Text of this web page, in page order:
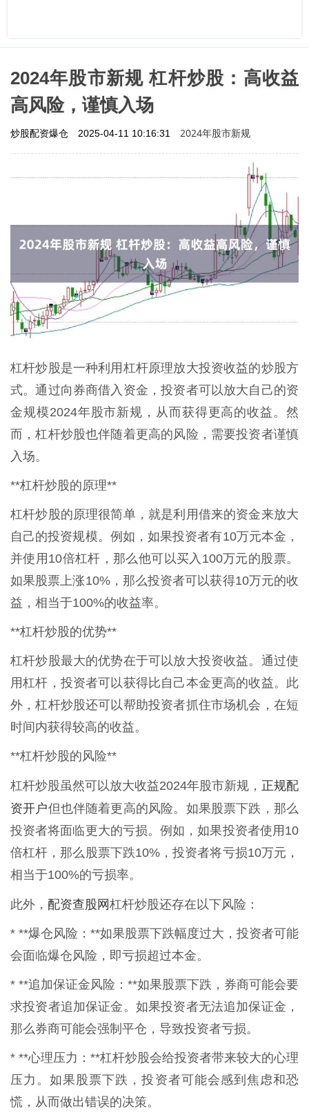
2024年股市新规 杠杆炒股：高收益
高风险，谨慎入场
炒股配资爆仓 2025-04-11 10:16:31 2024年股市新规
杠杆炒股是一种利用杠杆原理放大投资收益的炒股方
式。通过向券商借入资金，投资者可以放大自己的资
金规模2024年股市新规，从而获得更高的收益。然
而，杠杆炒股也伴随着更高的风险，需要投资者谨慎
入场。
**杠杆炒股的原理**
杠杆炒股的原理很简单，就是利用借来的资金来放大
自己的投资规模。例如，如果投资者有10万元本金，
并使用10倍杠杆，那么他可以买入100万元的股票。
如果股票上涨10%，那么投资者可以获得10万元的收
益，相当于100%的收益率。
**杠杆炒股的优势**
杠杆炒股最大的优势在于可以放大投资收益。通过使
用杠杆，投资者可以获得比自己本金更高的收益。此
外，杠杆炒股还可以帮助投资者抓住市场机会，在短
时间内获得较高的收益。
**杠杆炒股的风险**
杠杆炒股虽然可以放大收益2024年股市新规， 正规配
资开户但也伴随着更高的风险。如果股票下跌，那么
投资者将面临更大的亏损。例如，如果投资者使用10
倍杠杆，那么股票下跌10%，投资者将亏损10万元，
相当于100%的亏损率。
此外， 配资查股网杠杆炒股还存在以下风险：
* **爆仓风险：**如果股票下跌幅度过大，投资者可能
会面临爆仓风险，即亏损超过本金。
* **追加保证金风险：**如果股票下跌，券商可能会要
求投资者追加保证金。如果投资者无法追加保证金，
那么券商可能会强制平仓，导致投资者亏损。
* **心理压力：**杠杆炒股会给投资者带来较大的心理
压力。如果股票下跌，投资者可能会感到焦虑和恐
慌，从而做出错误的决策。